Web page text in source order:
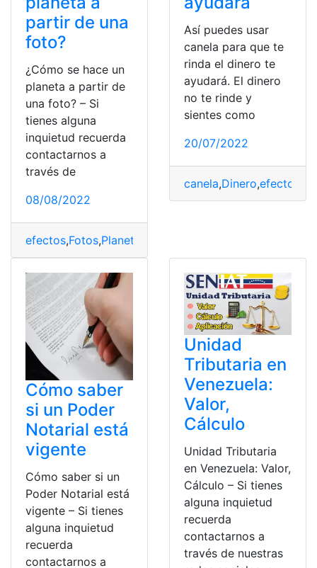
partir de una
foto?
¿Cómo se hace un
planeta a partir de
una foto? – Si
tienes alguna
inquietud recuerda
contactarnos a
través de
08/08/2022
efectos,Fotos,Planeta
Así puedes usar
canela para que te
rinda el dinero te
ayudará. El dinero
no te rinde y
sientes como
20/07/2022
canela,Dinero,efectos
Cómo saber
si un Poder
Notarial está
vigente
Cómo saber si un
Poder Notarial está
vigente – Si tienes
alguna inquietud
recuerda
contactarnos a
Unidad
Tributaria en
Venezuela:
Valor,
Cálculo
Unidad Tributaria
en Venezuela: Valor,
Cálculo – Si tienes
alguna inquietud
recuerda
contactarnos a
través de nuestras